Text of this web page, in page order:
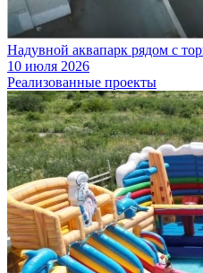
Надувной аквапарк рядом с
10 июля 2026
Реализованные проекты